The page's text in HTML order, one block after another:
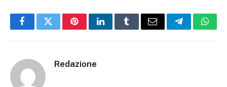
FacebookTwitterPinterestLinkedInTumblrEmail Telegram
Redazione